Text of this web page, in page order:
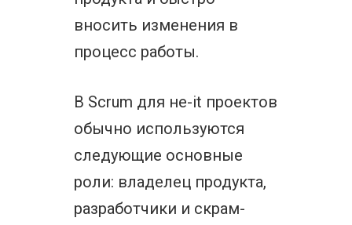
вносить изменения в
процесс работы.
В Scrum для не-it проектов
обычно используются
следующие основные
роли: владелец продукта,
разработчики и скрам-